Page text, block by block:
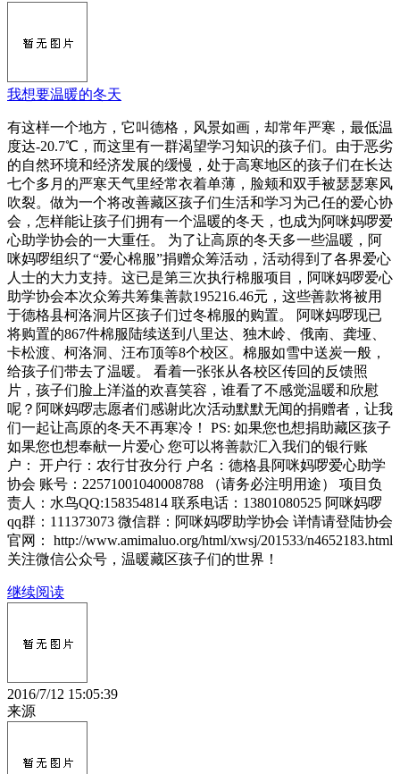
我想要温暖的冬天
有这样一个地方，它叫德格，风景如画，却常年严寒，最低温
度达-20.7℃，而这里有一群渴望学习知识的孩子们。由于恶劣
的自然环境和经济发展的缓慢，处于高寒地区的孩子们在长达
七个多月的严寒天气里经常衣着单薄，脸颊和双手被瑟瑟寒风
吹裂。做为一个将改善藏区孩子们生活和学习为己任的爱心协
会，怎样能让孩子们拥有一个温暖的冬天，也成为阿咪妈啰爱
心助学协会的一大重任。 为了让高原的冬天多一些温暖，阿
咪妈啰组织了“爱心棉服”捐赠众筹活动，活动得到了各界爱心
人士的大力支持。这已是第三次执行棉服项目，阿咪妈啰爱心
助学协会本次众筹共筹集善款195216.46元，这些善款将被用
于德格县柯洛洞片区孩子们过冬棉服的购置。 阿咪妈啰现已
将购置的867件棉服陆续送到八里达、独木岭、俄南、龚垭、
卡松渡、柯洛洞、汪布顶等8个校区。棉服如雪中送炭一般，
给孩子们带去了温暖。 看着一张张从各校区传回的反馈照
片，孩子们脸上洋溢的欢喜笑容，谁看了不感觉温暖和欣慰
呢？阿咪妈啰志愿者们感谢此次活动默默无闻的捐赠者，让我
们一起让高原的冬天不再寒冷！ PS: 如果您也想捐助藏区孩子
如果您也想奉献一片爱心 您可以将善款汇入我们的银行账
户： 开户行：农行甘孜分行 户名：德格县阿咪妈啰爱心助学
协会 账号：22571001040008788 （请务必注明用途） 项目负
责人：水鸟QQ:158354814 联系电话：13801080525 阿咪妈啰
qq群：111373073 微信群：阿咪妈啰助学协会 详情请登陆协会
官网： http://www.amimaluo.org/html/xwsj/201533/n4652183.html
关注微信公众号，温暖藏区孩子们的世界！
继续阅读
2016/7/12 15:05:39
来源